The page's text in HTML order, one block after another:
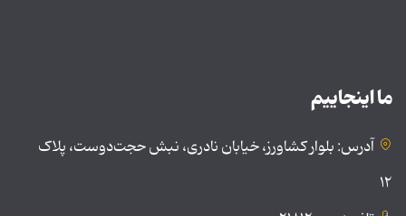
ما اینجاییم
آدرس: بلوار کشاورز، خیابان نادری، نبش حجت‌دوست، پلاک
۱۲